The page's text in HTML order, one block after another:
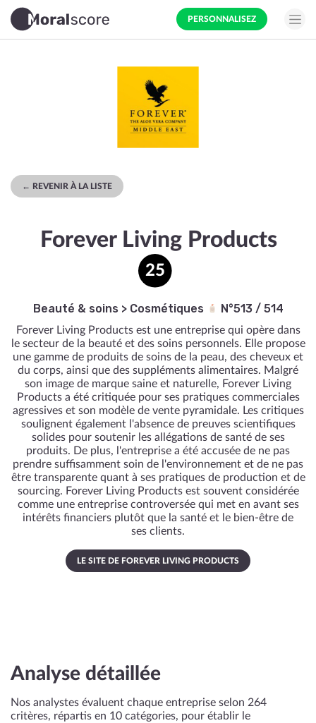
PERSONNALISEZ
← REVENIR À LA LISTE
Forever Living Products
25
Beauté & soins> Cosmétiques N°513 / 514
Forever Living Products est une entreprise qui opère dans
le secteur de la beauté et des soins personnels. Elle propose
une gamme de produits de soins de la peau, des cheveux et
du corps, ainsi que des suppléments alimentaires. Malgré
son image de marque saine et naturelle, Forever Living
Products a été critiquée pour ses pratiques commerciales
agressives et son modèle de vente pyramidale. Les critiques
soulignent également l'absence de preuves scientifiques
solides pour soutenir les allégations de santé de ses
produits. De plus, l'entreprise a été accusée de ne pas
prendre suffisamment soin de l'environnement et de ne pas
être transparente quant à ses pratiques de production et de
sourcing. Forever Living Products est souvent considérée
comme une entreprise controversée qui met en avant ses
intérêts financiers plutôt que la santé et le bien-être de
ses clients.
LE SITE DE FOREVER LIVING PRODUCTS
Analyse détaillée
Nos analystes évaluent chaque entreprise selon 264
critères, répartis en 10 catégories, pour établir le